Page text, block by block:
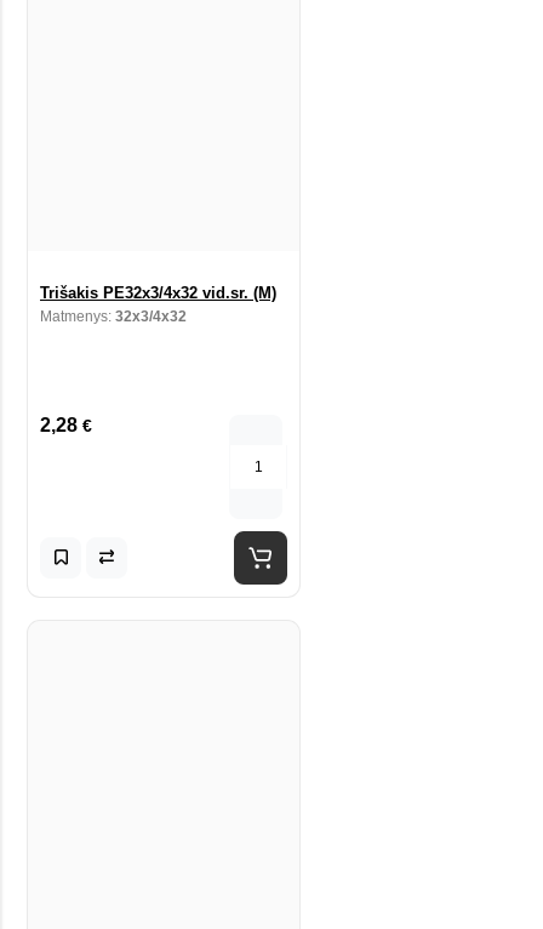
Trišakis PE32x3/4x32 vid.sr. (M)
Matmenys: 32x3/4x32
2,28 €